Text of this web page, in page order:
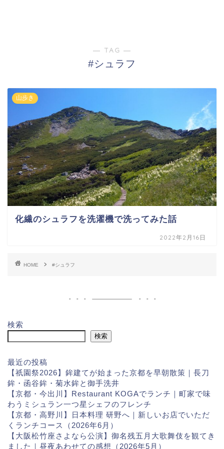
― TAG ―
#シュラフ
山歩き
化繊のシュラフを洗濯機で洗ってみた話
2022年2月16日
HOME #シュラフ
検索
検索
最近の投稿
【祇園祭2026】鉾建てが始まった京都を早朝散策｜長刀
鉾・函谷鉾・菊水鉾と御手洗井
【京都・今出川】Restaurant KOGAでランチ｜町家で味
わうミシュラン一つ星シェフのフレンチ
【京都・高野川】日本料理 研野へ｜新しいお店でいただ
くランチコース（2026年6月）
【大阪松竹座さよなら公演】御名残五月大歌舞伎を観てき
ました｜昼夜あわせての感想（2026年5月）